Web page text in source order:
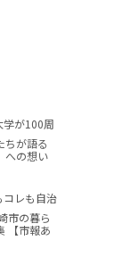
学が100周
が語る
への想い
コレも自治
市の暮ら
【市報あ